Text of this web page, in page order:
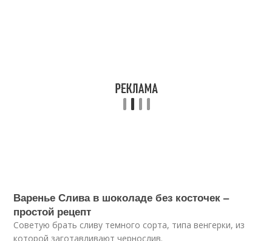
Варенье Слива в шоколаде без косточек –
простой рецепт
Советую брать сливу темного сорта, типа венгерки, из
которой заготавливают чернослив.